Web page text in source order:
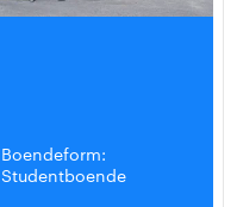
Boendeform:
Studentboende